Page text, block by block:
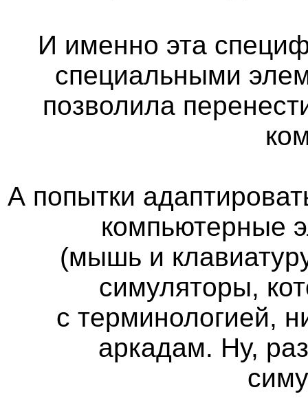
И именно эта
специальными
позволила
А попытки
компьютерные
(мышь и
симуляторы,
с терминологией,
аркадам. Ну,